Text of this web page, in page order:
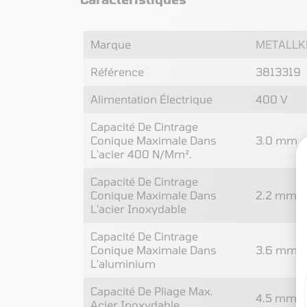
Marque
Référence 3813319
Alimentation Électrique 400 V
Capacité De Cintrage
Conique Maximale Dans
L'acier 400 N/mm².
3.0 mm
Capacité De Cintrage
Conique Maximale Dans
L'acier Inoxydable
2.2 mm
Capacité De Cintrage
Conique Maximale Dans
L'aluminium
3.6 mm
Capacité De Pliage Max.
Acier Inoxydable
4.5 mm